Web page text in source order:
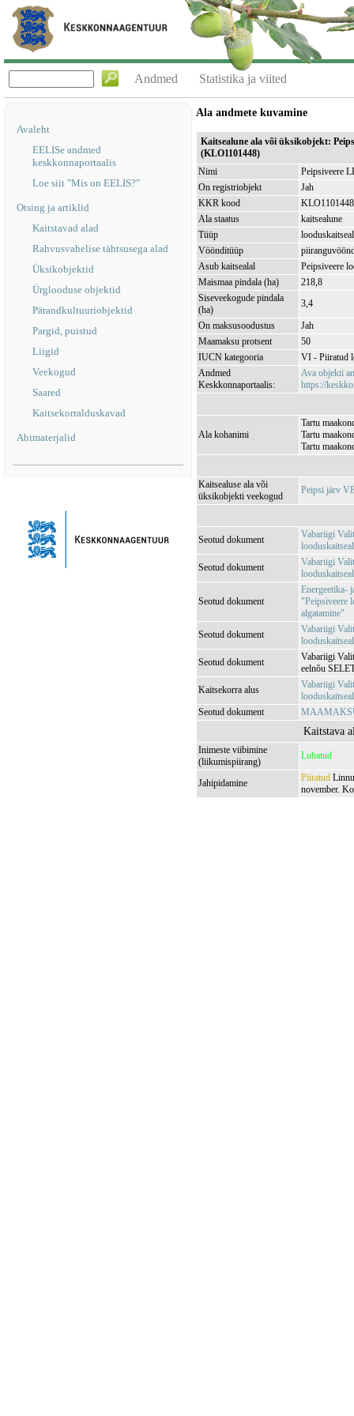
Andmed Statistika ja viited
Avaleht
EELISe andmed
keskkonnaportaalis
Loe siit "Mis on EELIS?"
Otsing ja artiklid
Kaitstavad alad
Rahvusvahelise tähtsusega alad
Üksikobjektid
Ürglooduse objektid
Pärandkultuuriobjektid
Pargid, puistud
Liigid
Veekogud
Saared
Kaitsekorralduskavad
Abimaterjalid
Ala andmete kuvamine
Kaitsealune ala või üksikobjekt:
(KLO1101448)
Nimi
Peipsiveere
On registriobjekt
Jah
KKR kood
KLO1101448
Ala staatus
kaitsealune
Tüüp
Vöönditüüp
Asub kaitsealal
Peipsiveere
Maismaa pindala (ha)
218,8
Siseveekogude pindala
(ha)
3,4
On maksusoodustus
Jah
Maamaksu protsent
50
IUCN kategooria
VI - Piiratud
Andmed
Keskkonnaportaalis:
Ava objekti
https://
Ala kohanimi
Tartu
Tartu
Tartu
Kaitsealuse ala või
üksikobjekti veekogud
Peipsi järv
Seotud dokument
Vabariigi
Seotud dokument
Vabariigi
Seotud dokument
Energeetika-
"Peipsiveere
algatamine"
Seotud dokument
Vabariigi
Seotud dokument
Vabariigi
eelnõu
Kaitsekorra alus
Vabariigi
Seotud dokument
Kaitstava
Inimeste viibimine
(liikumispiirang)
Lubatud
Jahipidamine Piiratud
november.